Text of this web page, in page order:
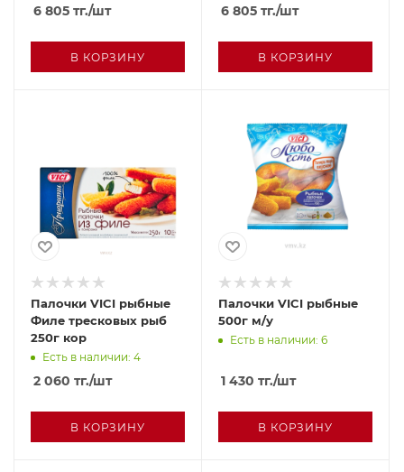
6 805 тг./шт
В КОРЗИНУ
6 805 тг./шт
В КОРЗИНУ
Палочки VICI рыбные
Филе тресковых рыб
250г кор
Есть в наличии: 4
2 060 тг./шт
В КОРЗИНУ
Палочки VICI рыбные
500г м/у
Есть в наличии: 6
1 430 тг./шт
В КОРЗИНУ